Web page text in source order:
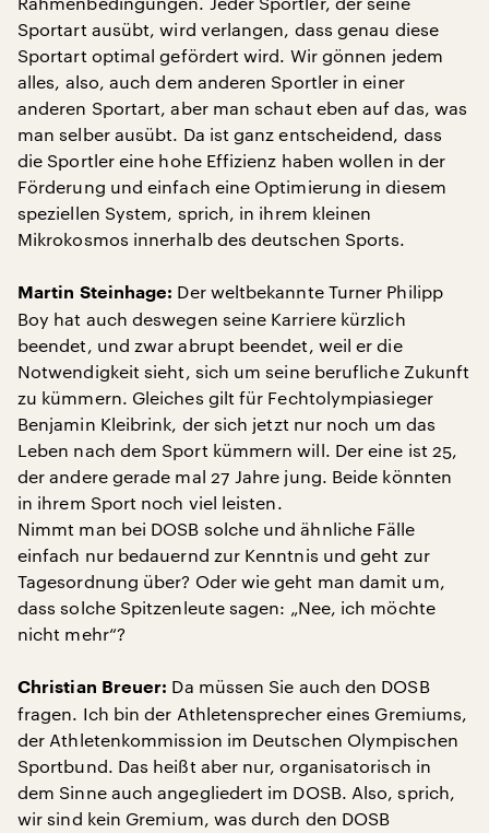
Sportart ausübt, wird verlangen, dass genau diese
Sportart optimal gefördert wird. Wir gönnen jedem
alles, also, auch dem anderen Sportler in einer
anderen Sportart, aber man schaut eben auf das, was
man selber ausübt. Da ist ganz entscheidend, dass
die Sportler eine hohe Effizienz haben wollen in der
Förderung und einfach eine Optimierung in diesem
speziellen System, sprich, in ihrem kleinen
Mikrokosmos innerhalb des deutschen Sports.
Martin Steinhage: Der weltbekannte Turner Philipp
Boy hat auch deswegen seine Karriere kürzlich
beendet, und zwar abrupt beendet, weil er die
Notwendigkeit sieht, sich um seine berufliche Zukunft
zu kümmern. Gleiches gilt für Fechtolympiasieger
Benjamin Kleibrink, der sich jetzt nur noch um das
Leben nach dem Sport kümmern will. Der eine ist 25,
der andere gerade mal 27 Jahre jung. Beide könnten
in ihrem Sport noch viel leisten.
Nimmt man bei DOSB solche und ähnliche Fälle
einfach nur bedauernd zur Kenntnis und geht zur
Tagesordnung über? Oder wie geht man damit um,
dass solche Spitzenleute sagen: „Nee, ich möchte
nicht mehr“?
Christian Breuer: Da müssen Sie auch den DOSB
fragen. Ich bin der Athletensprecher eines Gremiums,
der Athletenkommission im Deutschen Olympischen
Sportbund. Das heißt aber nur, organisatorisch in
dem Sinne auch angegliedert im DOSB. Also, sprich,
wir sind kein Gremium, was durch den DOSB